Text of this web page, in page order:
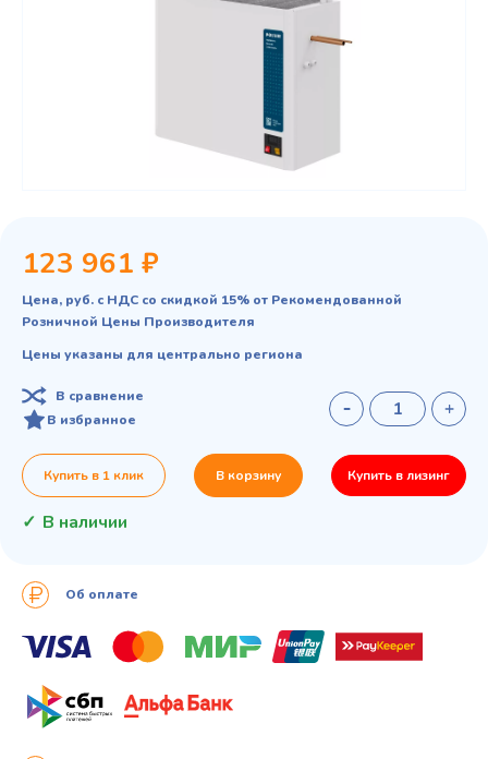
123 961 ₽
Цена, руб. с НДС со скидкой 15% от Рекомендованной
Розничной Цены Производителя
Цены указаны для центрально региона
В сравнение
В избранное
Купить в 1 клик В корзину Купить в лизинг
В наличии
Об оплате